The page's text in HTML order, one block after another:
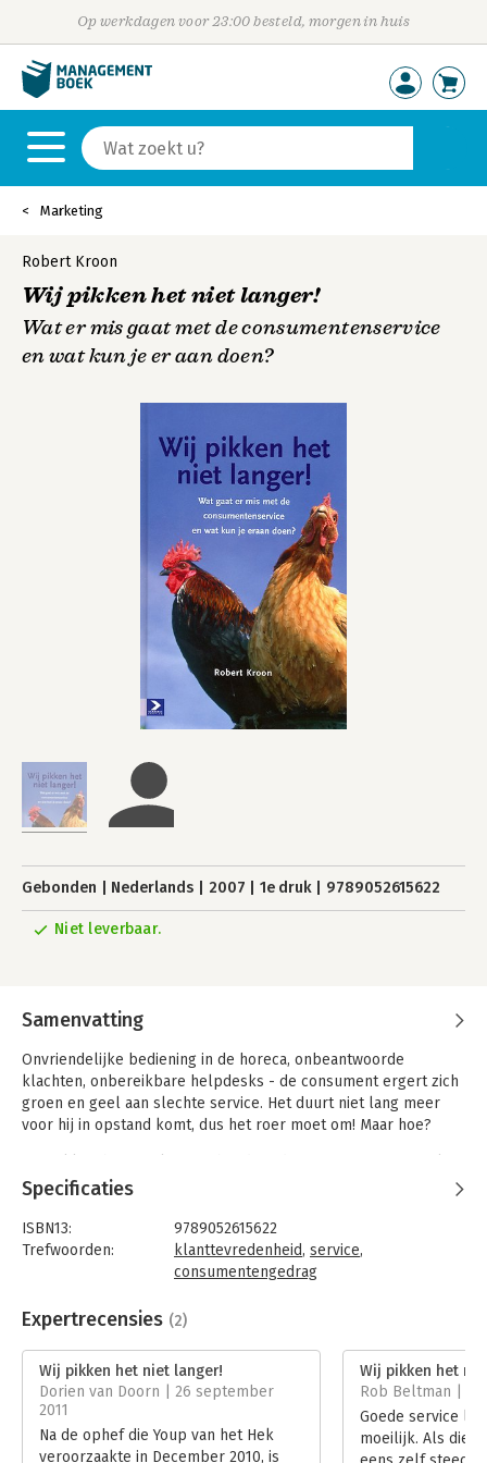
Op werkdagen voor 23:00 besteld, morgen in huis
Marketing
Robert Kroon
Wij pikken het niet langer!
Wat er mis gaat met de consumentenservice
en wat kun je er aan doen?
Gebonden Nederlands 2007 1e druk 9789052615622
Niet leverbaar.
Samenvatting
Onvriendelijke bediening in de horeca, onbeantwoorde
klachten, onbereikbare helpdesks - de consument ergert zich
groen en geel aan slechte service. Het duurt niet lang meer
voor hij in opstand komt, dus het roer moet om! Maar hoe?
voor. Wat gaat er mis op servicegebied? En vooral: wat kunt u
doen om uw service te verbeteren? Het antwoord op die vraag
kan heel lonend zijn, want door te investeren in service zet u
een prachtige kettingreactie in werking: tevreden klanten zijn
loyale klanten die terugkomen en de kassa laten rinkelen. In
daardoor nóg betere service leveren.
'Wij pikken het niet langer!' is onmisbaar voor iedereen die
dagelijks klantcontact heeft én voor de verantwoordelijke
managers. Het is een echt praktijkboek boordevol tips van
ervaringsdeskundigen. Het bevat best practices die u
onmiddellijk kunt toepassen in uw eigen onderneming en
Specificaties
ISBN13:
9789052615622
Trefwoorden:
klanttevredenheid, service,
consumentengedrag
Bindwijze:
gebonden
Uitgever:
Boom
Druk:
1
Verschijningsdatum:
5-4-2007
Hoofdrubriek: Marketing
Expertrecensies (2)
Wij pikken het niet langer!
Dorien van Doorn | 26 september
2011
Na de ophef die Youp van het Hek
veroorzaakte in December 2010, is
Wij pikken het
Rob Beltman | 30
Goede service
moeilijk. Als die